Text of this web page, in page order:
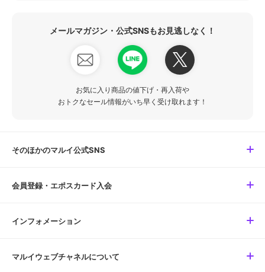
メールマガジン・公式SNSもお見逃しなく！
お気に入り商品の値下げ・再入荷や
おトクなセール情報がいち早く受け取れます！
そのほかのマルイ公式SNS
会員登録・エポスカード入会
インフォメーション
マルイウェブチャネルについて